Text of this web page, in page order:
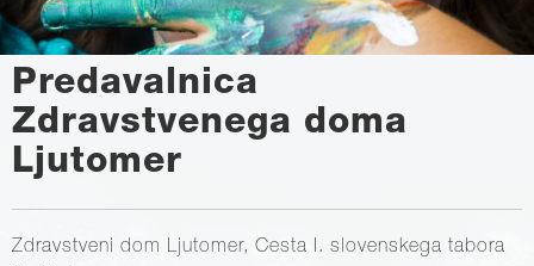
Predavalnica
Zdravstvenega doma
Ljutomer
Zdravstveni dom Ljutomer, Cesta I. slovenskega tabora